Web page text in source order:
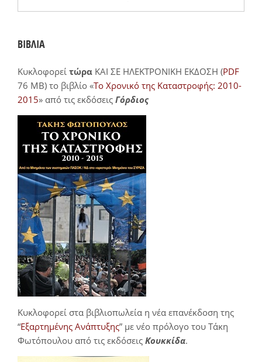
ΒΙΒΛΙΑ
Κυκλοφορεί τώρα ΚΑΙ ΣΕ ΗΛΕΚΤΡΟΝΙΚΗ ΕΚΔΟΣΗ (PDF
76 MB) το βιβλίο «Το Χρονικό της Καταστροφής: 2010-
2015» από τις εκδόσεις Γόρδιος
Κυκλοφορεί στα βιβλιοπωλεία η νέα επανέκδοση της
“Εξαρτημένης Ανάπτυξης” με νέο πρόλογο του Τάκη
Φωτόπουλου από τις εκδόσεις Κουκκίδα.